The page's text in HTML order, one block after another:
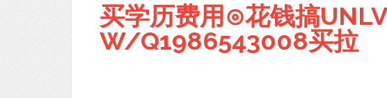
买学历费用⊙花钱搞
W/Q1986543008买拉